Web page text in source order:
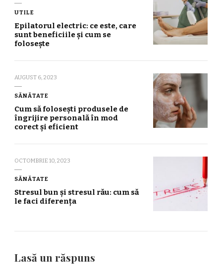
UTILE
Epilatorul electric: ce este, care
sunt beneficiile și cum se
folosește
AUGUST 6, 2023
SĂNĂTATE
Cum să folosești produsele de
îngrijire personală în mod
corect și eficient
OCTOMBRIE 10, 2023
SĂNĂTATE
Stresul bun și stresul rău: cum să
le faci diferența
Lasă un răspuns